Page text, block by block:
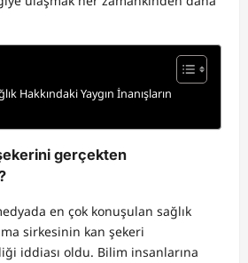
Hakkındaki Yaygın İnanışların
gerçekten
en çok konuşulan sağlık
sirkesinin kan şekeri
iddiası oldu. Bilim insanlarına